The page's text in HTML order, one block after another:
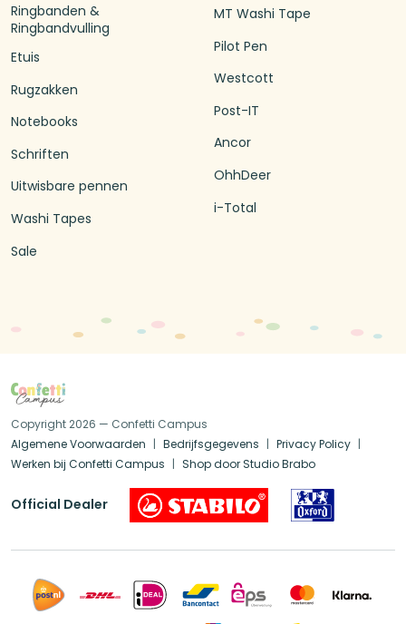
Ringbanden &
Ringbandvulling
Etuis
Rugzakken
Notebooks
Schriften
Uitwisbare pennen
Washi Tapes
Sale
MT Washi Tape
Pilot Pen
Westcott
Post-IT
Ancor
OhhDeer
i-Total
Copyright 2026 — Confetti Campus
Algemene Voorwaarden
Bedrijfsgegevens
Privacy Policy
Werken bij Confetti Campus
Shop door Studio Brabo
Official Dealer